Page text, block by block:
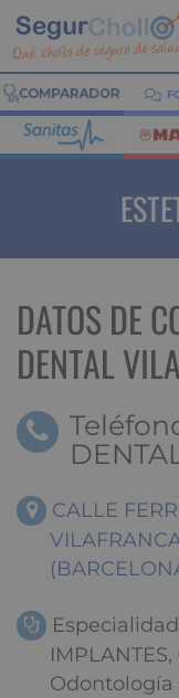
DATOS DE
DENTAL VILA
CALLE
Odontología